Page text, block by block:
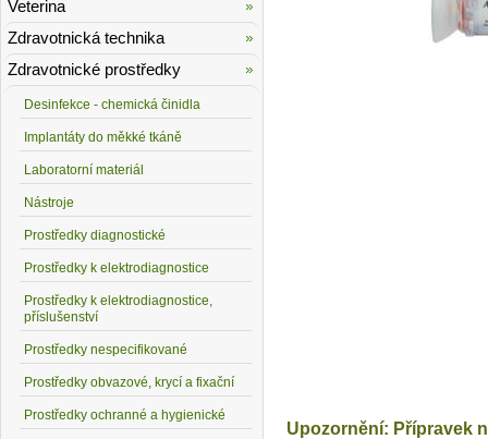
Upozornění: Přípravek
Veterina
Zdravotnická technika
Zdravotnické prostředky
Desinfekce - chemická činidla
Implantáty do měkké tkáně
Laboratorní materiál
Nástroje
Prostředky diagnostické
Prostředky k elektrodiagnostice
Prostředky k elektrodiagnostice,
příslušenství
Prostředky nespecifikované
Prostředky obvazové, krycí a fixační
Prostředky ochranné a hygienické